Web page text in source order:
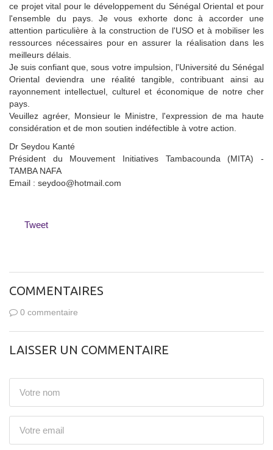
ce projet vital pour le développement du Sénégal Oriental et pour
l'ensemble du pays. Je vous exhorte donc à accorder une
attention particulière à la construction de l'USO et à mobiliser les
ressources nécessaires pour en assurer la réalisation dans les
meilleurs délais.
Je suis confiant que, sous votre impulsion, l'Université du Sénégal
Oriental deviendra une réalité tangible, contribuant ainsi au
rayonnement intellectuel, culturel et économique de notre cher
pays.
Veuillez agréer, Monsieur le Ministre, l'expression de ma haute
considération et de mon soutien indéfectible à votre action.
Dr Seydou Kanté
Président du Mouvement Initiatives Tambacounda (MITA) -
TAMBA NAFA
Email : seydoo@hotmail.com
Tweet
COMMENTAIRES
0 commentaire
LAISSER UN COMMENTAIRE